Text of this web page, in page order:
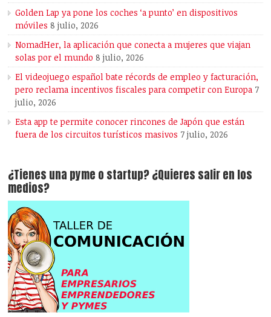
Golden Lap ya pone los coches ‘a punto’ en dispositivos
móviles 8 julio, 2026
NomadHer, la aplicación que conecta a mujeres que viajan
solas por el mundo 8 julio, 2026
El videojuego español bate récords de empleo y facturación,
pero reclama incentivos fiscales para competir con Europa 7
julio, 2026
Esta app te permite conocer rincones de Japón que están
fuera de los circuitos turísticos masivos 7 julio, 2026
¿Tienes una pyme o startup? ¿Quieres salir en los
medios?